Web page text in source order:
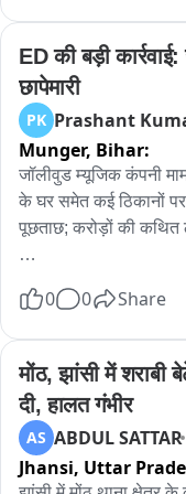
ED की बड़ी
छापेमारी
PK Prashant
Munger, Bihar:
जॉलीवुड म्यूजिक कंपनी
के घर समेत कई ठिकानों पर
पूछताछ; करोड़ों की कथित
कथित करोड़ों रुपये के ठगी
बजे जमालपुर थाना क्षेत्र
जितेंद्र कुमार राजीव के
छापेमारी शुरू की।
जानकारी के अनुसार, आधा
टोला फुलका पहुंचे और
0 0 Share
मोंठ, झांसी में शराबी
दी, हालत गंभीर
AS ABDUL SATTAR
Jhansi, Uttar